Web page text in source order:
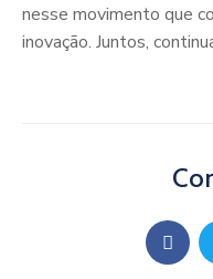
nesse movimento que
inovação. Juntos,